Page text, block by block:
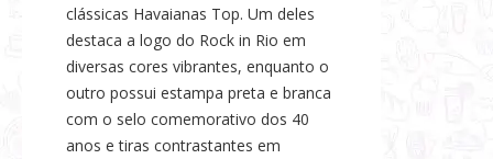
clássicas Havaianas Top. Um deles
destaca a logo do Rock in Rio em
diversas cores vibrantes, enquanto o
outro possui estampa preta e branca
com o selo comemorativo dos 40
anos e tiras contrastantes em